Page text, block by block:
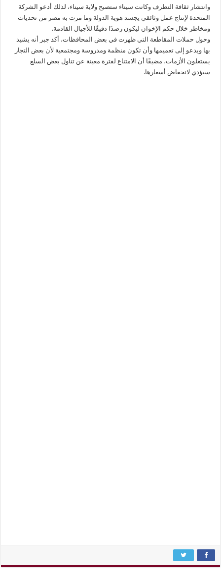
وانتشار ثقافة التطرف وكانت سيناء ستصبح ولاية سيناء، لذلك أدعو الشركة
المتحدة لإنتاج عمل وثائقي يجسد هوية الدولة وما مرت به مصر من تحديات
ومخاطر خلال حكم الإخوان ليكون رصدًا دقيقًا للأجيال القادمة.
وحول حملات المقاطعة التي ظهرت في بعض المحافظات، أكد جبر أنه يشيد
بها ويدعو إلى تعميمها وأن تكون منظمة ومدروسة ومجتمعية لأن بعض التجار
يستغلون الأزمات، مضيفًا أن الامتناع لفترة معينة عن تناول بعض السلع
سيؤدي لانخفاض أسعارها.